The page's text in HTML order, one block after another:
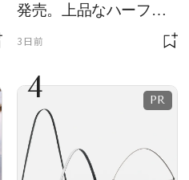
発売。上品なハーフム
ーン型がスタイリング
3日前
4